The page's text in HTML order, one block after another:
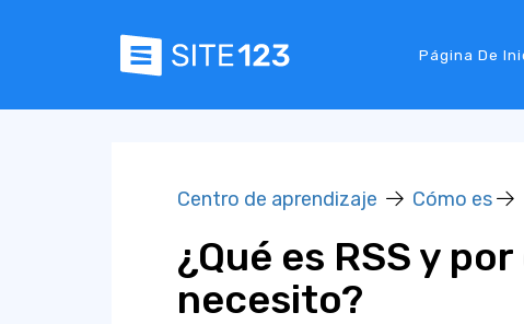
Página De
Centro de aprendizaje Cómo es
¿Qué es RSS y
necesito?